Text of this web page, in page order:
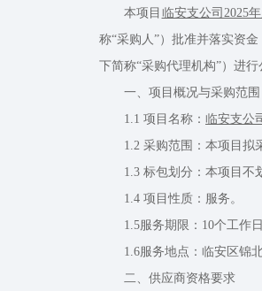
本项目 临安支公司2025
称“采购人”）批准并落实资
下简称“采购代理机构”）进
一、项目概况与采购范围
1.1 项目名称： 临安支公
1.2 采购范围：本项目拟采
1.3 标包划分：本项目不划
1.4 项目性质：服务。
1.5服务期限：10个工作日
1.6服务地点：临安区锦北
二、供应商资格要求